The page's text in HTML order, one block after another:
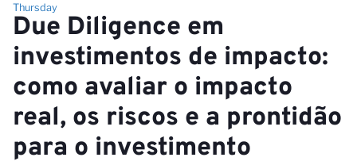
Thursday
Due Diligence em
investimentos de impacto:
como avaliar o impacto
real, os riscos e a prontidão
para o investimento